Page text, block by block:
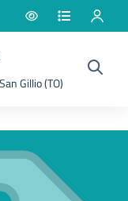
Gillio (TO)